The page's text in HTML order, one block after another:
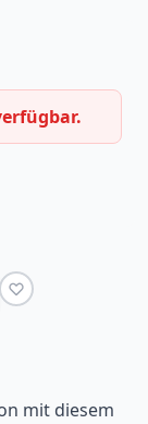
mit diesem